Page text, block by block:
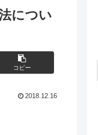
につい
コピー
2018.12.16